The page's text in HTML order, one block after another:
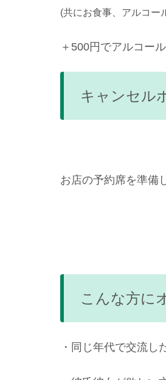
(共にお食事、アルコー
＋500円でアルコー
キャンセル
お店の予約席を準備
こんな方に
・同じ年代で交流し